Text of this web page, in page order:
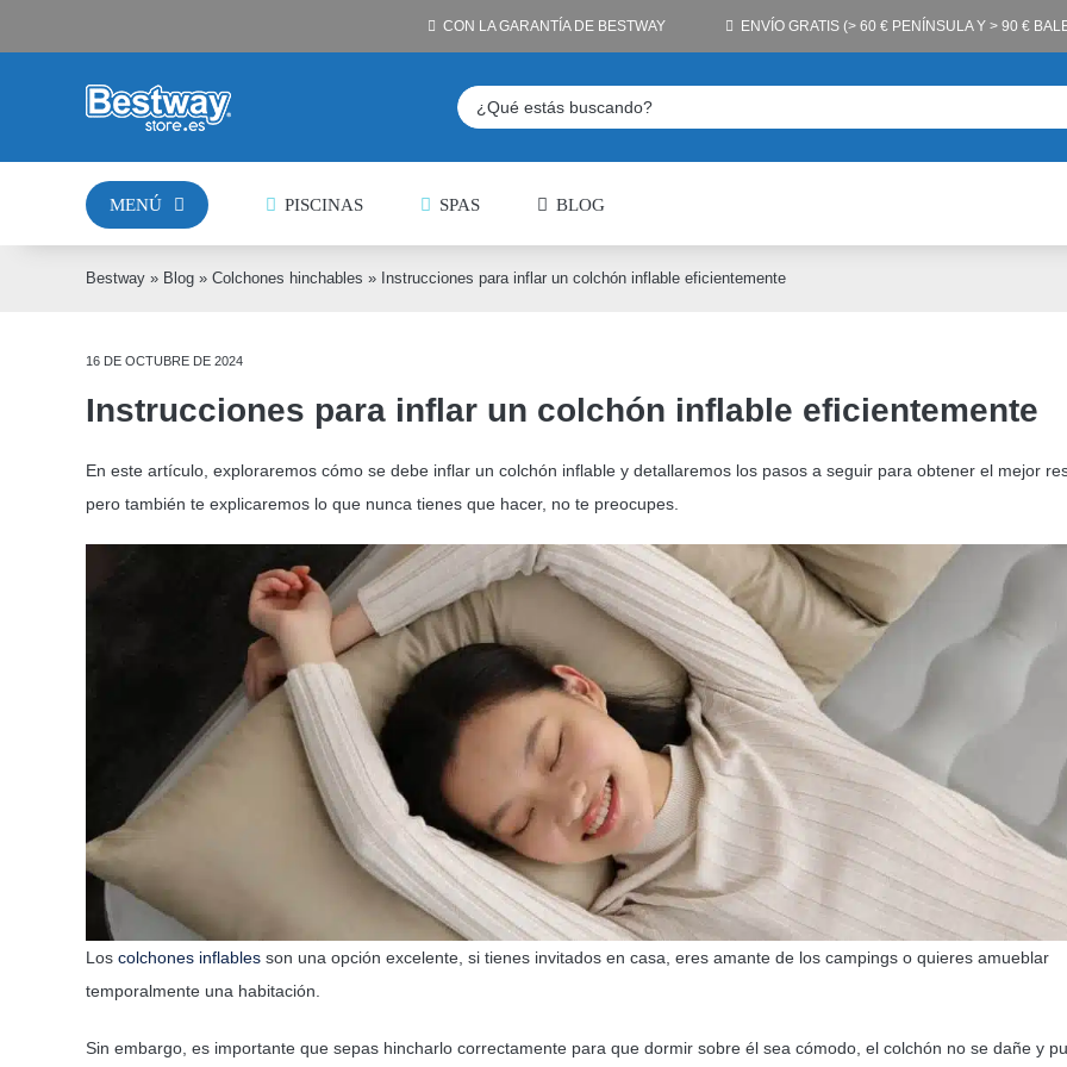
al
PISCINAS SPAS BLOG
MENÚ
CON LA GARANTÍA DE BESTWAY ENVÍO GRATIS (> 60 € PENÍNSULA Y > 90 €
Buscar:
Bestway» Blog» Colchones hinchables » Instrucciones para inflar un colchón inflable eficientemente
16 DE OCTUBRE DE 2024
Instrucciones para inflar un colchón inflable eficientemente
En este artículo, exploraremos cómo se debe inflar un colchón inflable y detallaremos los pasos a seguir para obtener el mejor
pero también te explicaremos lo que nunca tienes que hacer, no te preocupes.
Los colchones inflablesson una opción excelente, si tienes invitados en casa, eres amante de los campings o quieres amueblar
temporalmente una habitación.
Sin embargo, es importante que sepas hincharlo correctamente para que dormir sobre él sea cómodo, el colchón no se dañe y